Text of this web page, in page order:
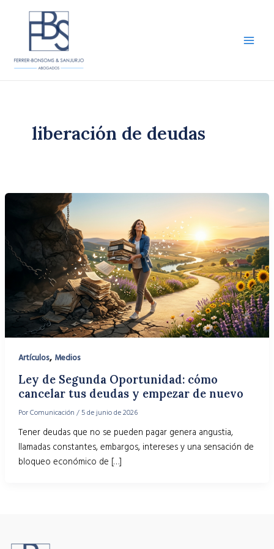
contenido
liberación de deudas
Artículos, Medios
Ley de Segunda Oportunidad: cómo
cancelar tus deudas y empezar de nuevo
PorComunicación /5 de junio de 2026
Tener deudas que no se pueden pagar genera angustia,
llamadas constantes, embargos, intereses y una sensación de
bloqueo económico de […]